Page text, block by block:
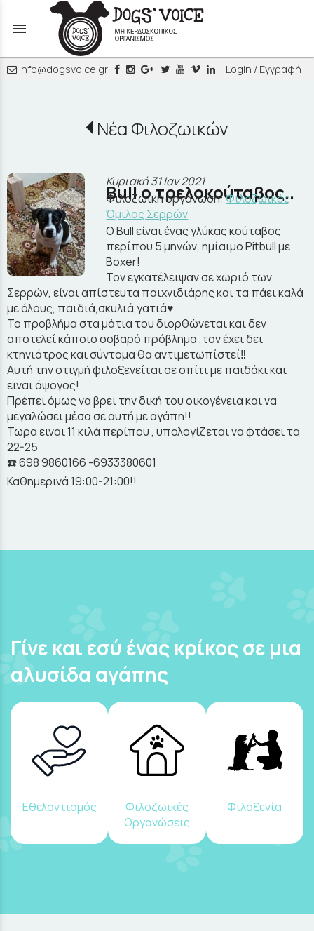
menu
info@dogsvoice.gr Login / Εγγραφή
Νέα Φιλοζωικών
Bull ο τρελοκούταβος..
Κυριακή 31 Ιαν 2021
Φιλοζωική οργάνωση:Φιλοζωικός
Όμιλος Σερρών
Ο Bull είναι ένας γλύκας κούταβος
περίπου 5 μηνών, ημίαιμο Pitbull με
Boxer!
Τον εγκατέλειψαν σε χωριό των
Σερρών, είναι απίστευτα παιχνιδιάρης και τα πάει καλά
με όλους, παιδιά,σκυλιά,γατιά♥️
Το προβλήμα στα μάτια του διορθώνεται και δεν
αποτελεί κάποιο σοβαρό πρόβλημα ,τον έχει δει
κτηνιάτρος και σύντομα θα αντιμετωπίστεί‼️
Αυτή την στιγμή φιλοξενείται σε σπίτι με παιδάκι και
ειναι άψογος!
Πρέπει όμως να βρει την δική του οικογένεια και να
μεγαλώσει μέσα σε αυτή με αγάπη!!
Τωρα ειναι 11 κιλά περίπου , υπολογίζεται να φτάσει τα
22-25
☎️ 698 9860166 -6933380601
Καθημερινά 19:00-21:00!!
Γίνε και εσύ ένας κρίκος σε μια
αλυσίδα αγάπης
Εθελοντισμός
Φιλοζωικές
Οργανώσεις
Φιλοξενία